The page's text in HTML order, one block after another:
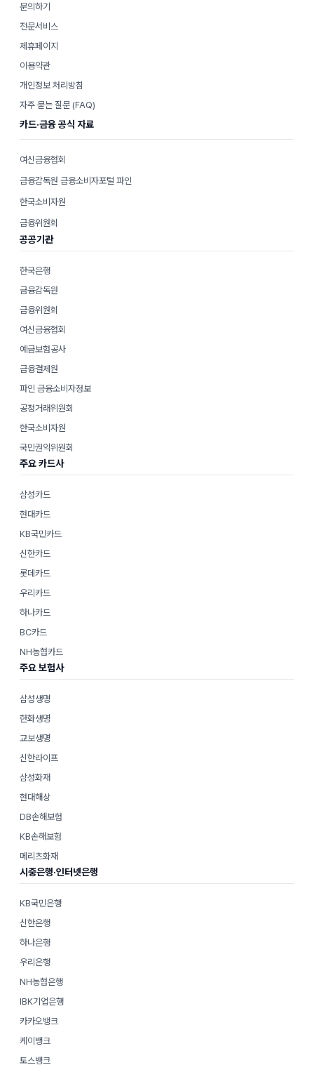
문의하기
전문서비스
제휴페이지
이용약관
개인정보 처리방침
자주 묻는 질문 (FAQ)
카드·금융 공식 자료
여신금융협회
금융감독원 금융소비자포털 파인
한국소비자원
금융위원회
공공기관
한국은행
금융감독원
금융위원회
여신금융협회
예금보험공사
금융결제원
파인 금융소비자정보
공정거래위원회
한국소비자원
국민권익위원회
주요 카드사
삼성카드
현대카드
KB국민카드
신한카드
롯데카드
우리카드
하나카드
BC카드
NH농협카드
주요 보험사
삼성생명
한화생명
교보생명
신한라이프
삼성화재
현대해상
DB손해보험
KB손해보험
메리츠화재
시중은행·인터넷은행
KB국민은행
신한은행
하나은행
우리은행
NH농협은행
IBK기업은행
카카오뱅크
케이뱅크
토스뱅크